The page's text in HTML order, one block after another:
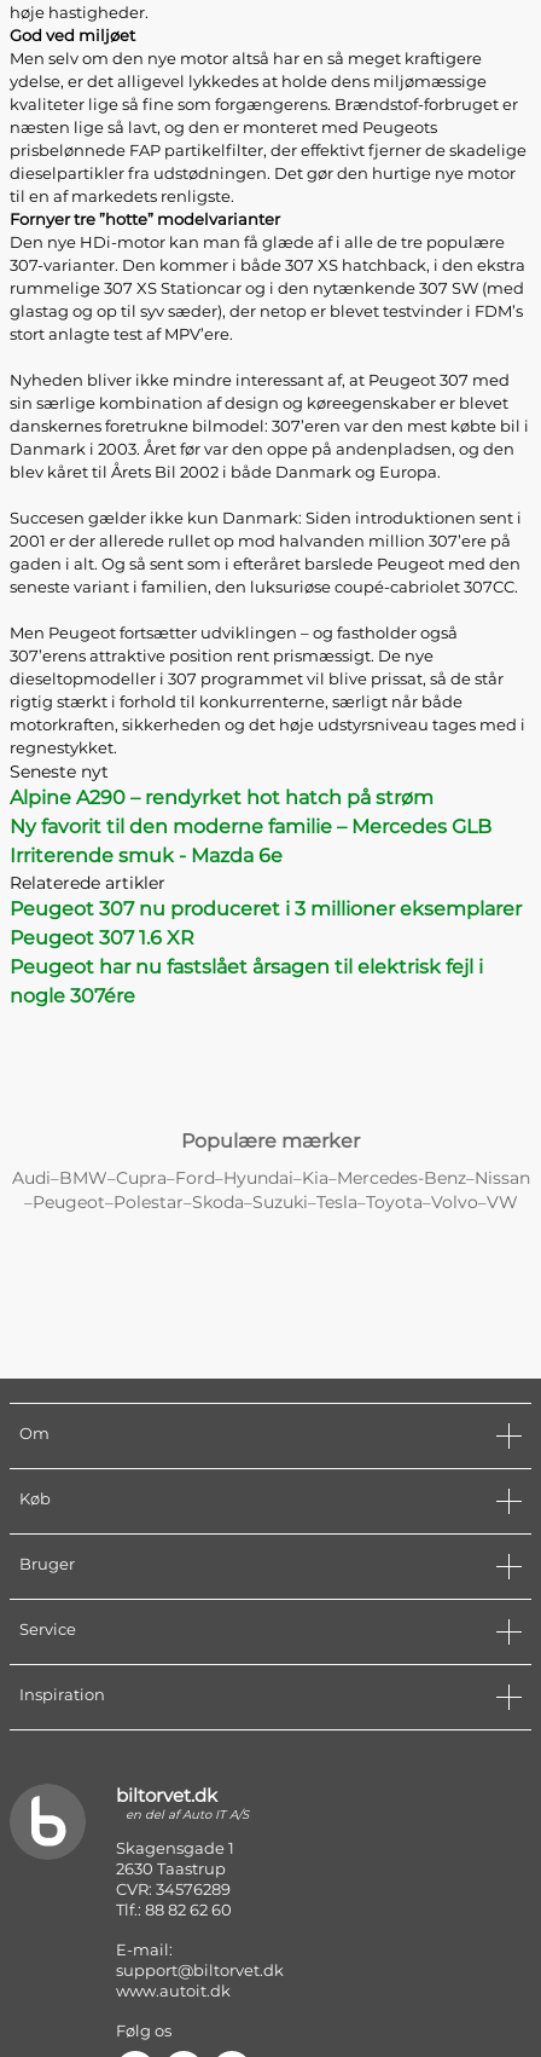
høje hastigheder.
God ved miljøet
Men selv om den nye motor altså har en så meget kraftigere
ydelse, er det alligevel lykkedes at holde dens miljømæssige
kvaliteter lige så fine som forgængerens. Brændstof-forbruget er
næsten lige så lavt, og den er monteret med Peugeots
prisbelønnede FAP partikelfilter, der effektivt fjerner de skadelige
dieselpartikler fra udstødningen. Det gør den hurtige nye motor
til en af markedets renligste.
Fornyer tre ”hotte” modelvarianter
Den nye HDi-motor kan man få glæde af i alle de tre populære
307-varianter. Den kommer i både 307 XS hatchback, i den ekstra
rummelige 307 XS Stationcar og i den nytænkende 307 SW (med
glastag og op til syv sæder), der netop er blevet testvinder i FDM’s
stort anlagte test af MPV’ere.
Nyheden bliver ikke mindre interessant af, at Peugeot 307 med
sin særlige kombination af design og køreegenskaber er blevet
danskernes foretrukne bilmodel: 307’eren var den mest købte bil i
Danmark i 2003. Året før var den oppe på andenpladsen, og den
blev kåret til Årets Bil 2002 i både Danmark og Europa.
Succesen gælder ikke kun Danmark: Siden introduktionen sent i
2001 er der allerede rullet op mod halvanden million 307’ere på
gaden i alt. Og så sent som i efteråret barslede Peugeot med den
seneste variant i familien, den luksuriøse coupé-cabriolet 307CC.
Men Peugeot fortsætter udviklingen – og fastholder også
307’erens attraktive position rent prismæssigt. De nye
dieseltopmodeller i 307 programmet vil blive prissat, så de står
rigtig stærkt i forhold til konkurrenterne, særligt når både
motorkraften, sikkerheden og det høje udstyrsniveau tages med i
regnestykket.
Seneste nyt
Alpine A290 – rendyrket hot hatch på strøm
Ny favorit til den moderne familie – Mercedes GLB
Irriterende smuk - Mazda 6e
Relaterede artikler
Peugeot 307 nu produceret i 3 millioner eksemplarer
Peugeot 307 1.6 XR
Peugeot har nu fastslået årsagen til elektrisk fejl i
nogle 307´ere
Populære mærker
Audi–BMW–Cupra–Ford–Hyundai–Kia–Mercedes-Benz–Nissan
–Peugeot–Polestar–Skoda–Suzuki–Tesla–Toyota–Volvo–VW
Om
Køb
Bruger
Service
Inspiration
biltorvet.dk
en del af Auto IT A/S
Skagensgade 1
2630 Taastrup
CVR: 34576289
Tlf.: 88 82 62 60
E-mail:
support@biltorvet.dk
www.autoit.dk
Følg os